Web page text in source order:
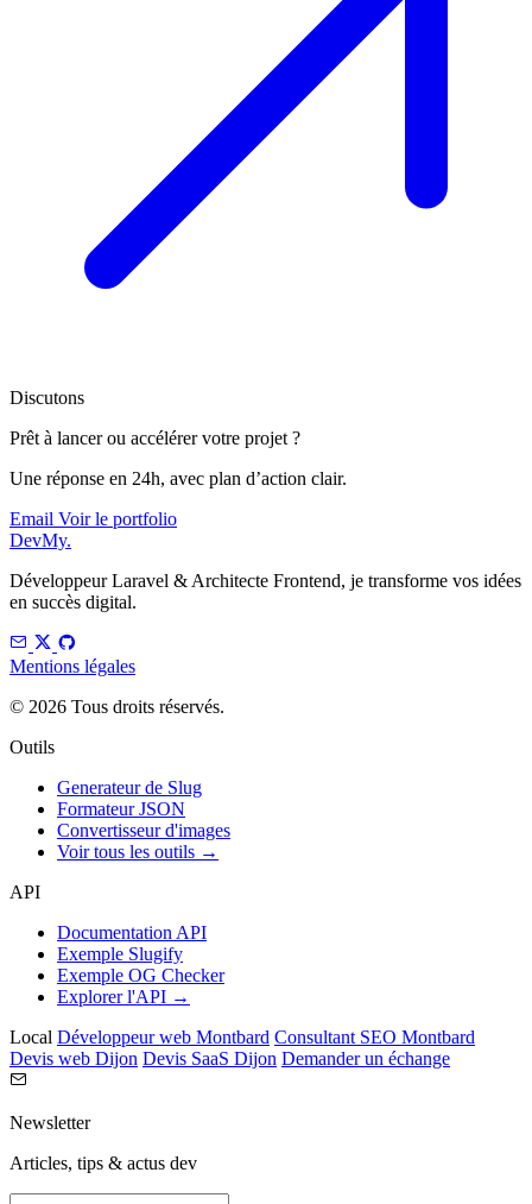
Discutons
Prêt à lancer ou accélérer votre projet ?
Une réponse en 24h, avec plan d’action clair.
Email Voir le portfolio
DevMy.
Développeur Laravel & Architecte Frontend, je transforme vos idées
en succès digital.
Mentions légales
© 2026 Tous droits réservés.
Outils
Generateur de Slug
Formateur JSON
Convertisseur d'images
Voir tous les outils →
API
Documentation API
Exemple Slugify
Exemple OG Checker
Explorer l'API →
Local Développeur web Montbard Consultant SEO Montbard
Devis web Dijon Devis SaaS Dijon Demander un échange
Newsletter
Articles, tips & actus dev